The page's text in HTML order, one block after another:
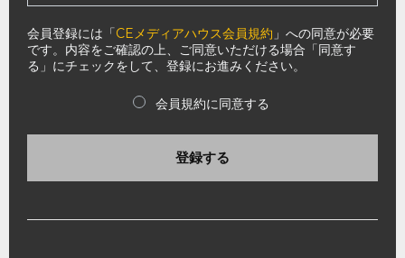
会員登録には「CEメディアハウス会員規約 」への同意が必要
です。内容をご確認の上、ご同意いただける場合「同意す
る」にチェックをして、登録にお進みください。
会員規約に同意する
登録する